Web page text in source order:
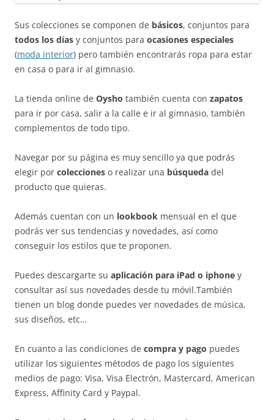
Sus colecciones se componen de básicos, conjuntos para
todos los días y conjuntos para ocasiones especiales
(moda interior) pero también encontrarás ropa para estar
en casa o para ir al gimnasio.
La tienda online de Oysho también cuenta con zapatos
para ir por casa, salir a la calle e ir al gimnasio, también
complementos de todo tipo.
Navegar por su página es muy sencillo ya que podrás
elegir por colecciones o realizar una búsqueda del
producto que quieras.
Además cuentan con un lookbook mensual en el que
podrás ver sus tendencias y novedades, así como
conseguir los estilos que te proponen.
Puedes descargarte su aplicación para iPad o iphone y
consultar así sus novedades desde tu móvil.También
tienen un blog donde puedes ver novedades de música,
sus diseños, etc…
En cuanto a las condiciones de compra y pago puedes
utilizar los siguientes métodos de pago los siguientes
medios de pago: Visa, Visa Electrón, Mastercard, American
Express, Affinity Card y Paypal.